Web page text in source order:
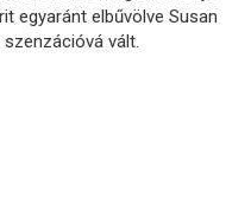
egyaránt elbűvölve Susan
vált.